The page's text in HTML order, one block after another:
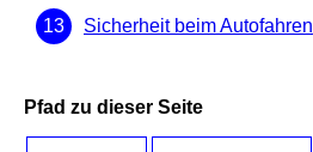
Sicherheit beim Autofahren
Pfad zu dieser Seite